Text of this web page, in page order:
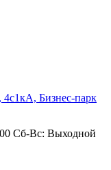
Бизнес-парк
Сб-Вс: Выходной